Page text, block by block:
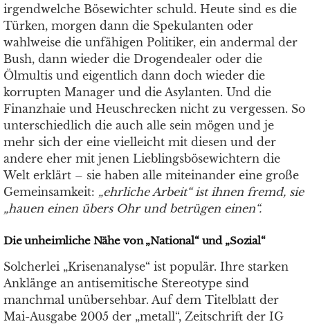
irgendwelche Bösewichter schuld. Heute sind es die
Türken, morgen dann die Spekulanten oder
wahlweise die unfähigen Politiker, ein andermal der
Bush, dann wieder die Drogendealer oder die
Ölmultis und eigentlich dann doch wieder die
korrupten Manager und die Asylanten. Und die
Finanzhaie und Heuschrecken nicht zu vergessen. So
unterschiedlich die auch alle sein mögen und je
mehr sich der eine vielleicht mit diesen und der
andere eher mit jenen Lieblingsbösewichtern die
Welt erklärt – sie haben alle miteinander eine große
Gemeinsamkeit: „ehrliche Arbeit“ ist ihnen fremd, sie
„hauen einen übers Ohr und betrügen einen“.
Die unheimliche Nähe von „National“ und „Sozial“
Solcherlei „Krisenanalyse“ ist populär. Ihre starken
Anklänge an antisemitische Stereotype sind
manchmal unübersehbar. Auf dem Titelblatt der
Mai-Ausgabe 2005 der „metall“, Zeitschrift der IG